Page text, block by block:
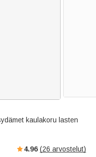
kaulakoru lasten
4.96 (26 arvostelut)